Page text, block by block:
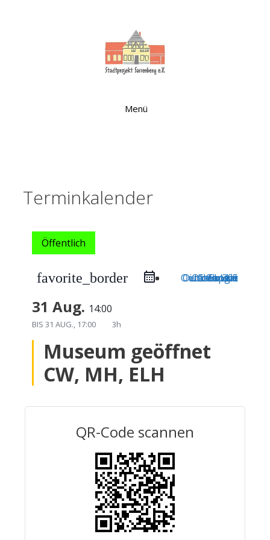
Menü
Terminkalender
Öffentlich
favorite_border iCal Export
Google Calendar
Outlook 365
Outlook Live
31 Aug. 14:00
BIS 31 AUG., 17:00 3h
Museum geöffnet
CW, MH, ELH
QR-Code scannen